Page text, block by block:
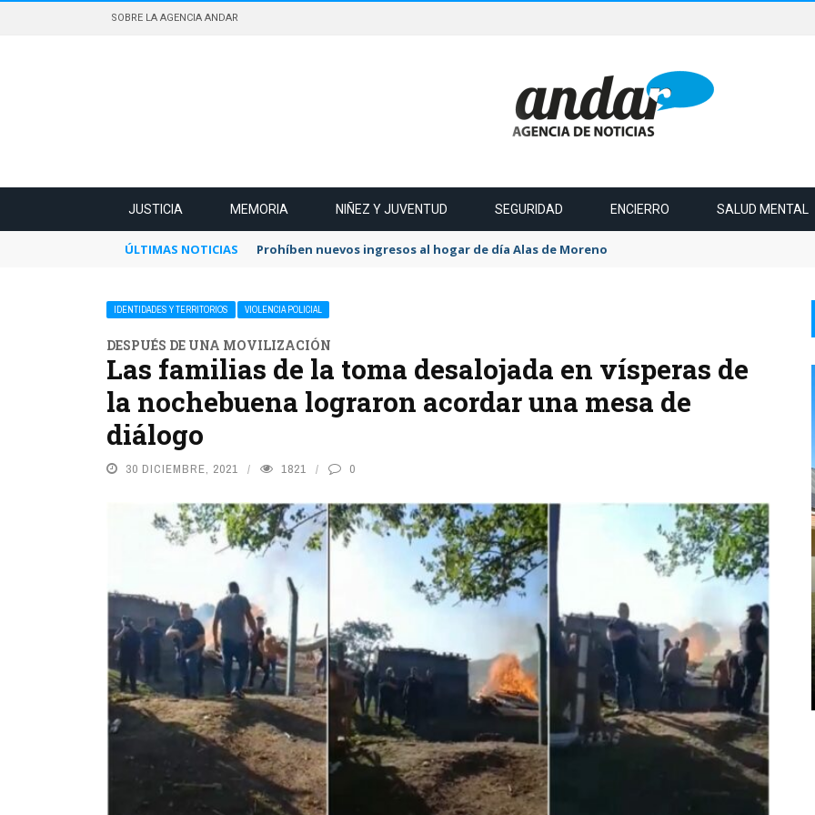
SOBRE LA AGENCIA ANDAR
JUSTICIA MEMORIA NIÑEZ Y JUVENTUD SEGURIDAD ENCIERRO SALUD MENTAL
ÚLTIMAS NOTICIAS Prohíben nuevos ingresos al hogar de día Alas de Moreno
IDENTIDADES Y TERRITORIOS VIOLENCIA POLICIAL
DESPUÉS DE UNA MOVILIZACIÓN
Las familias de la toma desalojada en vísperas de
la nochebuena lograron acordar una mesa de
diálogo
30 DICIEMBRE, 2021 1821 0
CPM
CICLO DE CONVERSATORIOS EN LA
BIBLIOTECA DE LA CPM
RELATOS ...
La Comisión Provincial por la Memoria (CPM), el
departamento de Letras de la Facultad de
Humanidades de la Universidad Nacional de La
Plata (UNLP) e H.I.J.O.S. regional La Plata
realizaron ...